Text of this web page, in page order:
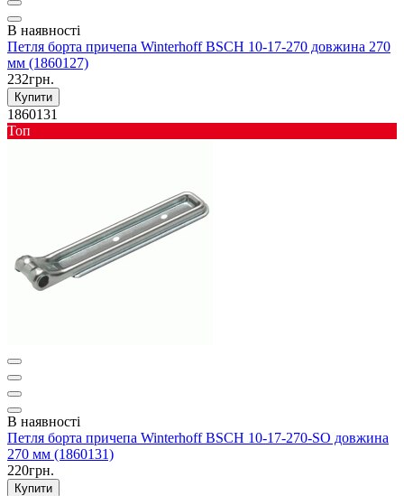
В наявності
Петля борта причепа Winterhoff BSCH 10-17-270 довжина 270
мм (1860127)
232грн.
Купити
1860131
Toп
В наявності
Петля борта причепа Winterhoff BSCH 10-17-270-SO довжина
270 мм (1860131)
220грн.
Купити